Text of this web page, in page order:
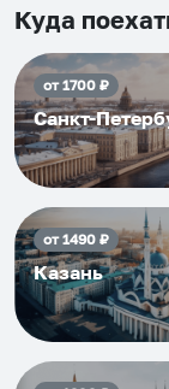
Куда
от1700₽
Санкт-
от1490₽
Казань